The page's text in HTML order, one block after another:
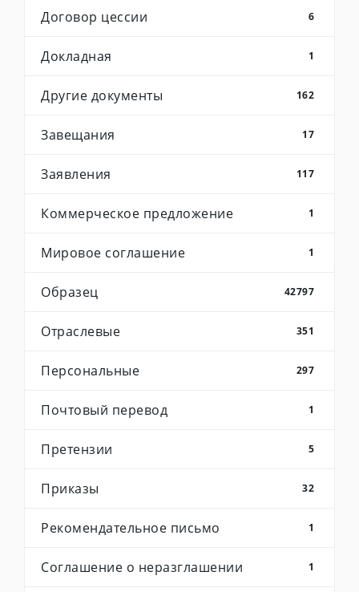
Договор цессии 6
Докладная 1
Другие документы 162
Завещания 17
Заявления 117
Коммерческое предложение 1
Мировое соглашение 1
Образец 42797
Отраслевые 351
Персональные 297
Почтовый перевод 1
Претензии 5
Приказы 32
Рекомендательное письмо 1
Соглашение о неразглашении 1